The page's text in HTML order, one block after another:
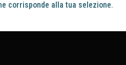
corrisponde alla tua selezione.